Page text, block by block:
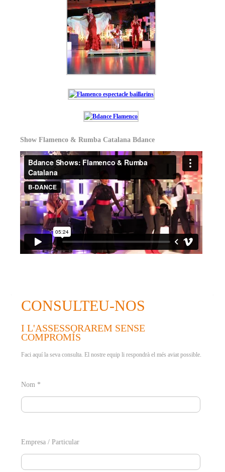
CONSULTEU-NOS
I L'ASSESSORAREM SENSE
COMPROMÍS
Faci aquí la seva consulta. El nostre equip li respondrà el més aviat possible.
Nom *
Empresa / Particular
Show Flamenco & Rumba Catalana Bdance